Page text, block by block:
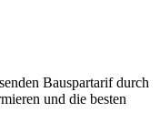
Bauspartarif durch
und die besten